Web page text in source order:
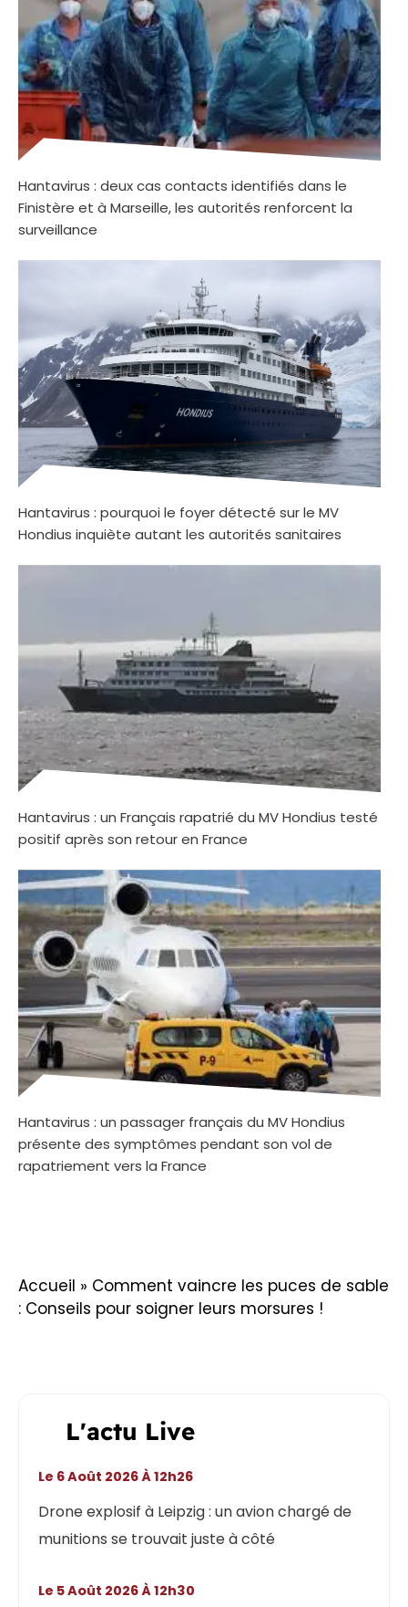
Hantavirus : deux cas contacts identifiés dans le
Finistère et à Marseille, les autorités renforcent la
surveillance
Hantavirus : pourquoi le foyer détecté sur le MV
Hondius inquiète autant les autorités sanitaires
Hantavirus : un Français rapatrié du MV Hondius testé
positif après son retour en France
Hantavirus : un passager français du MV Hondius
présente des symptômes pendant son vol de
rapatriement vers la France
Accueil » Comment vaincre les puces de sable
: Conseils pour soigner leurs morsures !
L'actu Live
Drone explosif à Leipzig : un avion chargé de
munitions se trouvait juste à côté
Le 6 Août 2026 À 12h26
Le 5 Août 2026 À 12h30